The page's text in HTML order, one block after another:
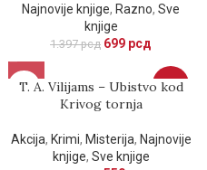
Najnovije knjige, Razno, Sve
knjige
1.397рсд 699 рсд
-50%
T. A. Vilijams – Ubistvo kod
Krivog tornja
Akcija, Krimi, Misterija, Najnovije
knjige, Sve knjige